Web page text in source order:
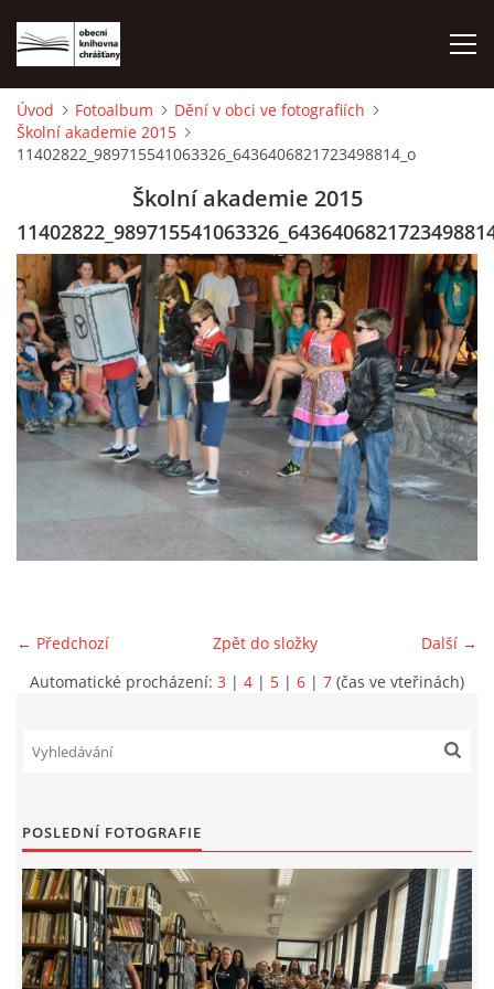
ÚVOD
LETNÍ KINO 2026
VÝPŮJČNÍ DOBA
KONTAKTY
ON-LINE KATALOG
WEBOVÁ KAMERA
"KNIHOBUDKY"
E-KNIHY DO KAŽDÉ KNIHOVNY
GRANTY A DOTACE
Úvod Fotoalbum
Dění v obci ve fotografiích
Školní akademie 2015
11402822_989715541063326_6436406821723498814_o
Školní akademie 2015
← Předchozí Další →
Zpět do složky
Automatické procházení: 3 | 4 | 5 | 6 | 7 (čas ve vteřinách)
POSLEDNÍ FOTOGRAFIE